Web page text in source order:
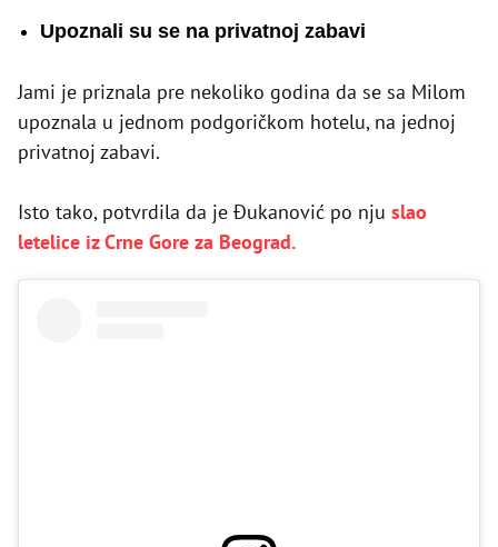
Upoznali su se na privatnoj zabavi
Jami je priznala pre nekoliko godina da se sa Milom
upoznala u jednom podgoričkom hotelu, na jednoj
privatnoj zabavi.
Isto tako, potvrdila da je Đukanović po nju slao
letelice iz Crne Gore za Beograd.